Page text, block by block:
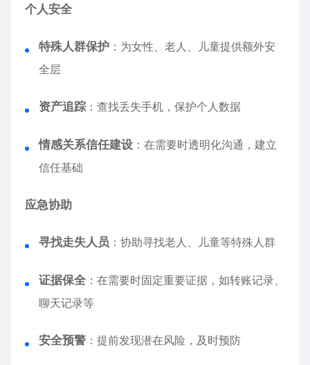
个人安全
特殊人群保护 ：为女性、老人、儿童提供额外安
全层
资产追踪 ：查找丢失手机，保护个人数据
情感关系信任建设 ：在需要时透明化沟通，建立
信任基础
应急协助
寻找走失人员 ：协助寻找老人、儿童等特殊人群
证据保全 ：在需要时固定重要证据，如转账记录、
聊天记录等
安全预警 ：提前发现潜在风险，及时预防